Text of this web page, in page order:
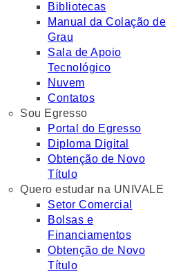
Bibliotecas
Manual da Colação de
Grau
Sala de Apoio
Tecnológico
Nuvem
Contatos
Sou Egresso
Portal do Egresso
Diploma Digital
Obtenção de Novo
Título
Quero estudar na UNIVALE
Setor Comercial
Bolsas e
Financiamentos
Obtenção de Novo
Título